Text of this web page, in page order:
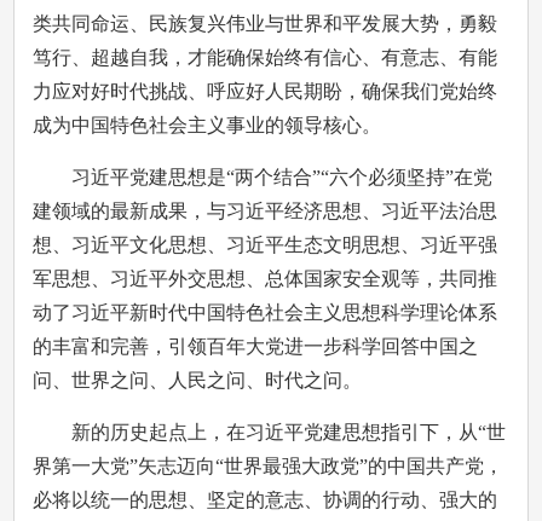
类共同命运、民族复兴伟业与世界和平发展大势，勇毅
笃行、超越自我，才能确保始终有信心、有意志、有能
力应对好时代挑战、呼应好人民期盼，确保我们党始终
成为中国特色社会主义事业的领导核心。
习近平党建思想是“两个结合”“六个必须坚持”在党
建领域的最新成果，与习近平经济思想、习近平法治思
想、习近平文化思想、习近平生态文明思想、习近平强
军思想、习近平外交思想、总体国家安全观等，共同推
动了习近平新时代中国特色社会主义思想科学理论体系
的丰富和完善，引领百年大党进一步科学回答中国之
问、世界之问、人民之问、时代之问。
新的历史起点上，在习近平党建思想指引下，从“世
界第一大党”矢志迈向“世界最强大政党”的中国共产党，
必将以统一的思想、坚定的意志、协调的行动、强大的